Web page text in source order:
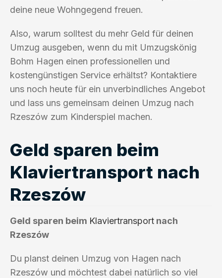
deine neue Wohngegend freuen.
Also, warum solltest du mehr Geld für deinen
Umzug ausgeben, wenn du mit Umzugskönig
Bohm Hagen einen professionellen und
kostengünstigen Service erhältst? Kontaktiere
uns noch heute für ein unverbindliches Angebot
und lass uns gemeinsam deinen Umzug nach
Rzeszów zum Kinderspiel machen.
Geld sparen beim
Klaviertransport nach
Rzeszów
Geld sparen beim Klaviertransport nach
Rzeszów
Du planst deinen Umzug von Hagen nach
Rzeszów und möchtest dabei natürlich so viel